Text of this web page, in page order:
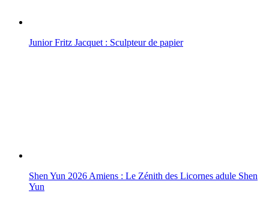
Junior Fritz Jacquet : Sculpteur de papier
Shen Yun 2026 Amiens : Le Zénith des Licornes adule Shen
Yun